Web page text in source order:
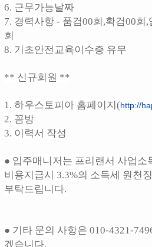
6. 근무가능날짜
7. 경력사항 - 품검00회,확검00회
회
8. 기초안전교육이수증 유무
** 신규회원 **
1. 하우스토피아 홈페이지(http://
2. 꼼방
3. 이력서 작성
● 입주매니저는 프리랜서 사업소
비용지급시 3.3%의 소득세 원천
부탁드립니다.
● 기타 문의 사항은 010-4321-
겠습니다.